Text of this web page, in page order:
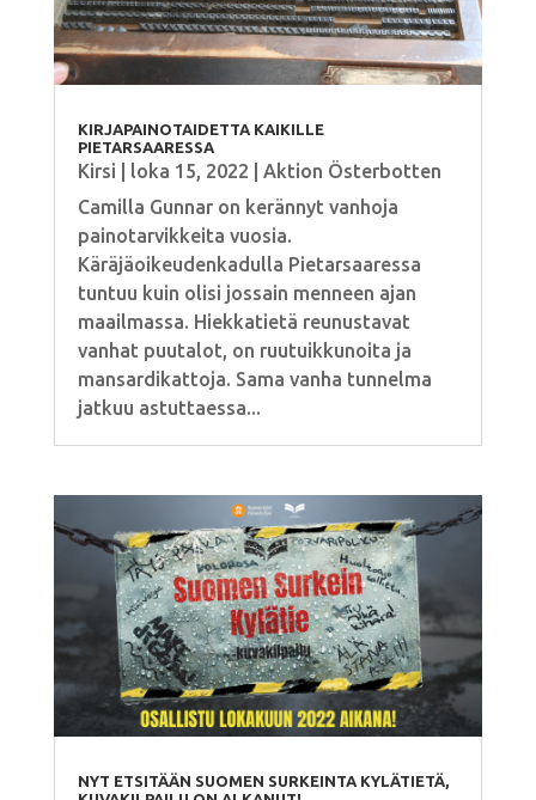
KIRJAPAINOTAIDETTA KAIKILLE
PIETARSAARESSA
Kirsi loka 15, 2022
Aktion Österbotten
Camilla Gunnar on kerännyt vanhoja
painotarvikkeita vuosia.
Käräjäoikeudenkadulla Pietarsaaressa
tuntuu kuin olisi jossain menneen ajan
maailmassa. Hiekkatietä reunustavat
vanhat puutalot, on ruutuikkunoita ja
mansardikattoja. Sama vanha tunnelma
jatkuu astuttaessa...
NYT ETSITÄÄN SUOMEN SURKEINTA KYLÄTIETÄ,